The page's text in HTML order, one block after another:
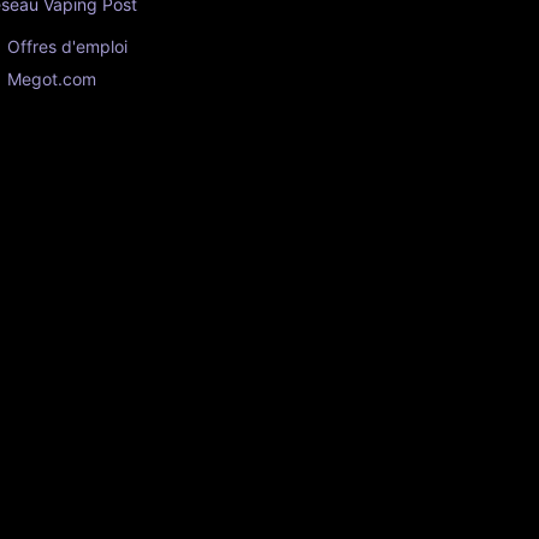
Vaping Post
Offres d'emploi
Megot.com